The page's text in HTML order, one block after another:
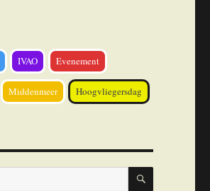
IVAO Evenement
Middenmeer Hoogvliegersdag
ZOEKEN